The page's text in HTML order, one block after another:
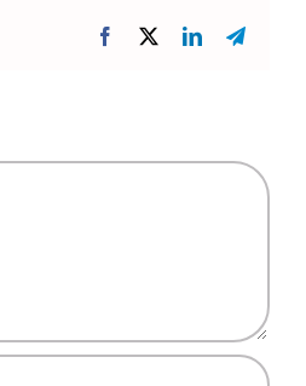
Facebook LinkedIn